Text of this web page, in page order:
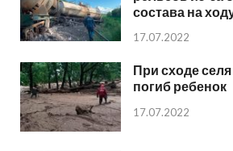
состава на
17.07.2022
При сходе
погиб ребенок
17.07.2022